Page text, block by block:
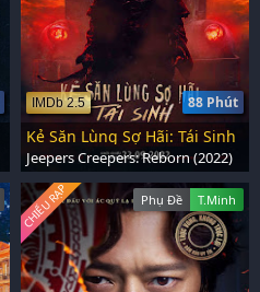
88 Phút
IMDb 2.5
Kẻ Săn Lùng Sợ Hãi: Tái Sinh
Jeepers Creepers: Reborn (2022)
Phụ Đề T.Minh
CHIẾU RẠP